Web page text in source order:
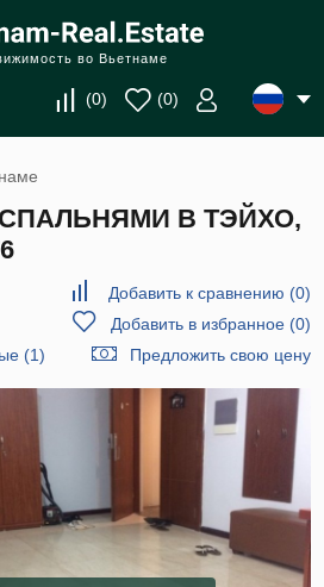
во Вьетнаме
(0) (0)
В ТЭЙХО,
Добавить к сравнению (0)
Добавить в избранное(0)
(1)
Предложить свою цену